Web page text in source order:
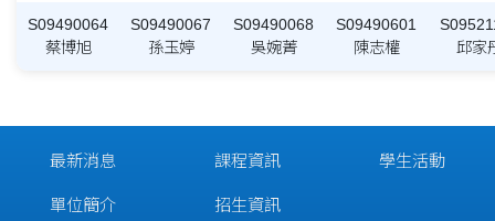
S09490064
蔡博旭
S09490067
孫玉婷
S09490068
吳婉菁
S09490601
陳志權
邱家
最新消息
單位簡介
課程資訊
招生資訊
學生活動